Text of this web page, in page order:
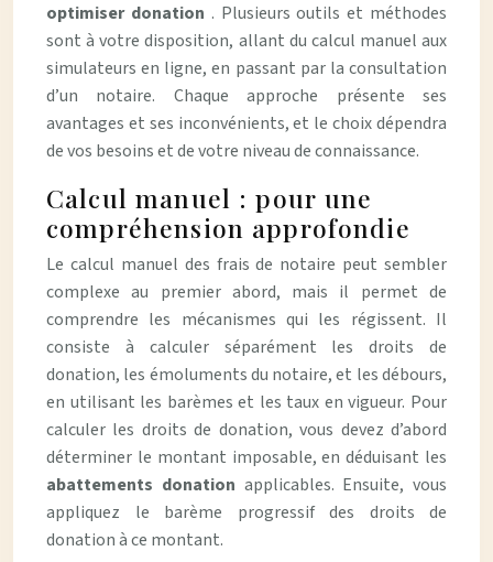
optimiser donation . Plusieurs outils et méthodes
sont à votre disposition, allant du calcul manuel aux
simulateurs en ligne, en passant par la consultation
d’un notaire. Chaque approche présente ses
avantages et ses inconvénients, et le choix dépendra
de vos besoins et de votre niveau de connaissance.
Calcul manuel : pour une
compréhension approfondie
Le calcul manuel des frais de notaire peut sembler
complexe au premier abord, mais il permet de
comprendre les mécanismes qui les régissent. Il
consiste à calculer séparément les droits de
donation, les émoluments du notaire, et les débours,
en utilisant les barèmes et les taux en vigueur. Pour
calculer les droits de donation, vous devez d’abord
déterminer le montant imposable, en déduisant les
abattements donation applicables. Ensuite, vous
appliquez le barème progressif des droits de
donation à ce montant.